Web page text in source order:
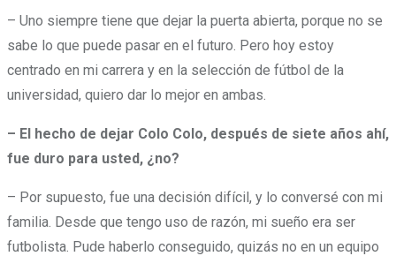
– Uno siempre tiene que dejar la puerta abierta, porque no se
sabe lo que puede pasar en el futuro. Pero hoy estoy
centrado en mi carrera y en la selección de fútbol de la
universidad, quiero dar lo mejor en ambas.
– El hecho de dejar Colo Colo, después de siete años ahí,
fue duro para usted, ¿no?
– Por supuesto, fue una decisión difícil, y lo conversé con mi
familia. Desde que tengo uso de razón, mi sueño era ser
futbolista. Pude haberlo conseguido, quizás no en un equipo